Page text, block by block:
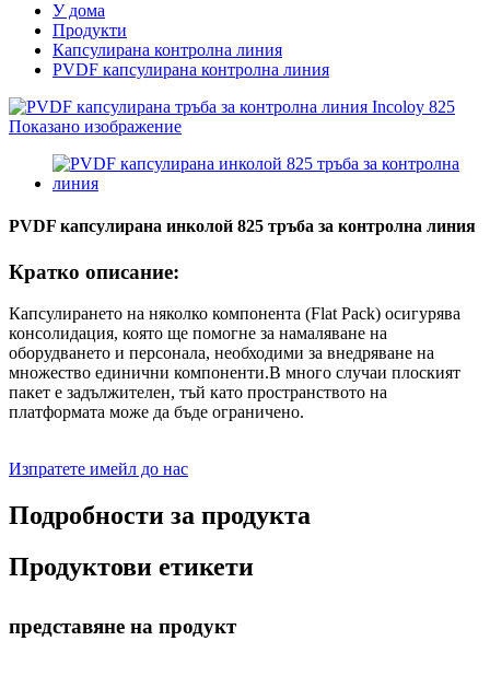
У дома
Продукти
Капсулирана контролна линия
PVDF капсулирана контролна линия
PVDF капсулирана инколой 825 тръба за контролна линия
Кратко описание:
Капсулирането на няколко компонента (Flat Pack) осигурява
консолидация, която ще помогне за намаляване на
оборудването и персонала, необходими за внедряване на
множество единични компоненти.В много случаи плоският
пакет е задължителен, тъй като пространството на
платформата може да бъде ограничено.
Изпратете имейл до нас
Подробности за продукта
Продуктови етикети
представяне на продукт